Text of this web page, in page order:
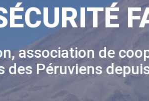
association de
des Péruviens